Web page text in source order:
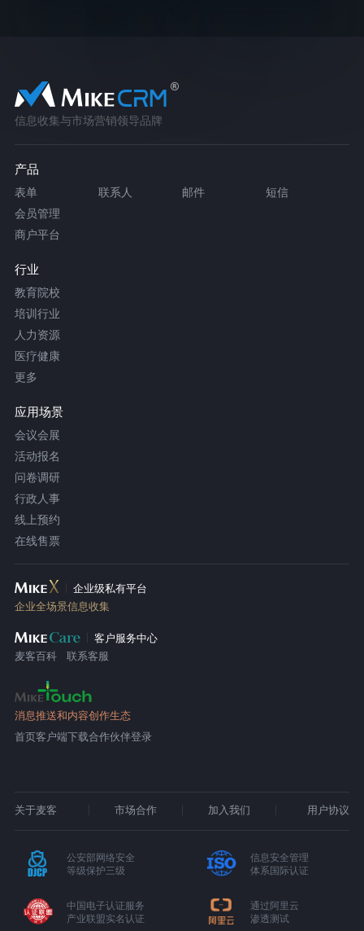
信息收集与市场营销领导品牌
产品
表单 联系人 邮件
短信
会员管理
商户平台
行业
教育院校
培训行业
人力资源
医疗健康
更多
应用场景
会议会展
活动报名
问卷调研
行政人事
线上预约
在线售票
企业级私有平台
企业全场景信息收集
客户服务中心
麦客百科
联系客服
消息推送和内容创作生态
首页客户端下载合作伙伴登录
关于麦客 市场合作 加入我们 用户协议
公安部网络安全
等级保护三级
信息安全管理
体系国际认证
中国电子认证服务
产业联盟实名认证
通过阿里云
渗透测试